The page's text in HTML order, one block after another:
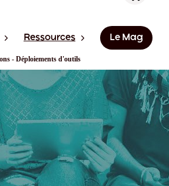
Ressources Le Mag
- Déploiements d'outils